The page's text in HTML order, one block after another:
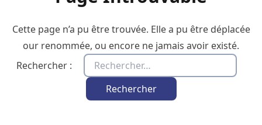
Cette page n’a pu être trouvée. Elle a pu être déplacée
our renommée, ou encore ne jamais avoir existé.
Rechercher :